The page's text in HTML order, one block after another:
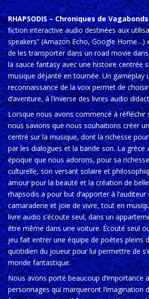
RHAPSODIS – Chroniques de
fiction interactive audio destinées aux
speakers” (Amazon Echo, Google
de les transporter dans un road movie
la sauce fantasy avec une histoire centrée
musique déjanté en tournée. Un gameplay
reconnaissance de la voix permet de
d’aventure, à l’inverse des livres audio
Lorsque nous avons commencé à réfléchir
nous savions que nous souhaitions créer
centré sur la musique, dont la richesse
par les dialogues et la bande son.La grèce
époque que nous adorons, pour sa
culturelle, son versant solaire et
amour pour la beauté et lacréation de
rhapsodis a pour but d’apporter à l’auditeur
camaraderie et joie de vivre, tout en
livre audio s’écoute seul, dans un
être même dans une voiture. Écouté seul
jeu fait entrer une équipe de poètes pleins
quotidien du joueur pour lui permettre de
monde fantastique.
Nous avons porté beaucoup d’importance
personnages qui marqueront l’imagination